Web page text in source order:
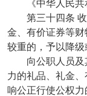
《中华人民
第三十四条
金、有价证券等
较重的，予以降级
向公职人员
力的礼品、礼金
响公正行使公权